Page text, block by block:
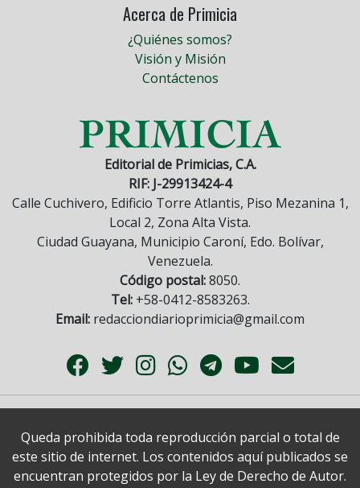
Acerca de Primicia
¿Quiénes somos?
Visión y Misión
Contáctenos
Editorial de Primicias, C.A.
RIF: J-29913424-4
Calle Cuchivero, Edificio Torre Atlantis, Piso Mezanina 1,
Local 2, Zona Alta Vista.
Ciudad Guayana, Municipio Caroní, Edo. Bolívar,
Venezuela.
Código postal:8050.
Tel:+58-0412-8583263.
Email: redacciondiarioprimicia@gmail.com
Queda prohibida toda reproducción parcial o total de
este sitio de internet. Los contenidos aquí publicados se
encuentran protegidos por la Ley de Derecho de Autor.